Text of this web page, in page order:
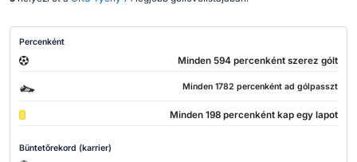
Percenként
Minden 594 percenként szerez gólt
Minden 1782 percenként ad gólpasszt
Minden 198 percenként kap egy lapot
Büntetőrekord (karrier)